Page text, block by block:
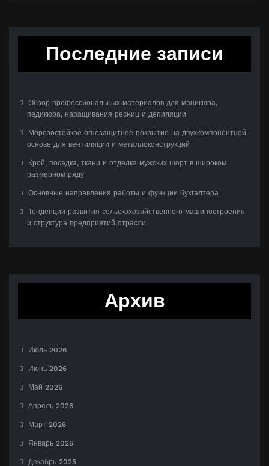
Последние записи
Обзор профессиональных материалов для маникюра,
педикюра, наращивания ресниц и депиляции
Морозостойкое огнезащитное покрытие на двухкомпонентной
основе для вентиляции и металлоконструкций
Крой, посадка, ткани и отделка мужских шорт в широком
размерном ряду
Основные направления работы и функции бухгалтера
Тенденции развития сельскохозяйственного машиностроения
и структура предприятий отрасли
Архив
Июль 2026
Июнь 2026
Май 2026
Апрель 2026
Март 2026
Январь 2026
Декабрь 2025